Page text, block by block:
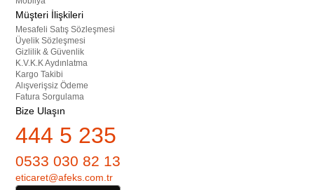
Müşteri İlişkileri
Mesafeli Satış Sözleşmesi
Üyelik Sözleşmesi
Gizlilik & Güvenlik
K.V.K.K Aydınlatma
Kargo Takibi
Alışverişsiz Ödeme
Fatura Sorgulama
Bize Ulaşın
444 5 235
0533 030 82 13
eticaret@afeks.com.tr